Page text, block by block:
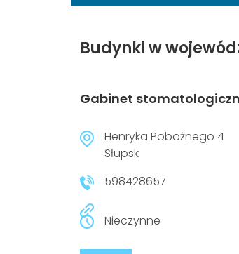
Budynki w
Gabinet
Henryka Pobożnego 4
Słupsk
598428657
Nieczynne